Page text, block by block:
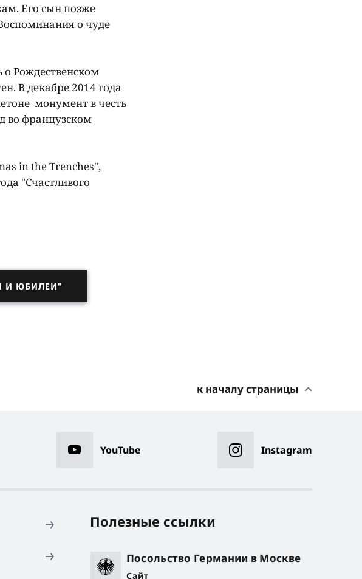
Его сын позже
о чуде
о Рождественском
В декабре 2014 года
монумент в честь
во французском
in the Trenches",
"Счастливого
И ЮБИЛЕИ"
к началу страницы
YouTube Instagram
Полезные ссылки
Посольство Германии в Москве
Сайт